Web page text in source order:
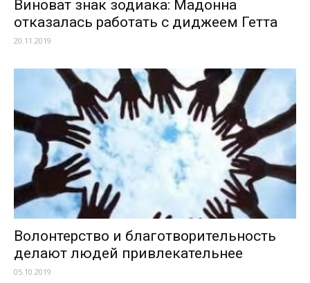
Виноват знак зодиака: Мадонна
отказалась работать с диджеем Гетта
20.11.2019
Волонтерство и благотворительность
делают людей привлекательнее
05.10.2019